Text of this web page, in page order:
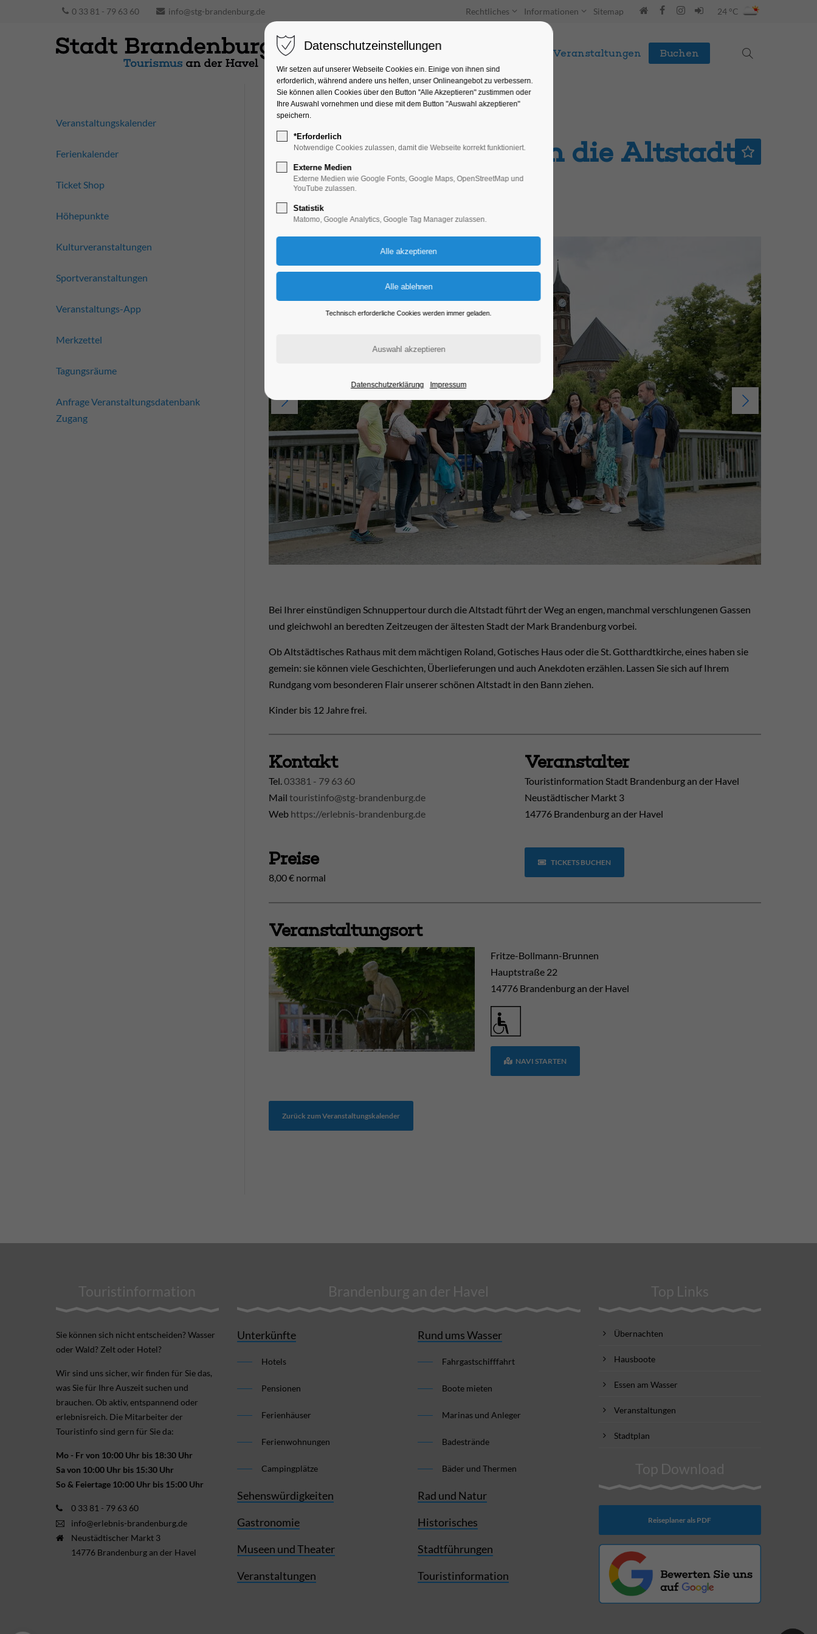
0 33 81 - 79 63 60 info@stg-brandenburg.de Rechtliches Informationen Sitemap 24 °C
Unterkünfte Entdecken & Erleben Veranstaltungen Buchen
Schnuppertour durch die Altstadt
Führung, Themenführung
05.04.2025, 10:30–11:30
Bei Ihrer einstündigen Schnuppertour durch die Altstadt führt der Weg an engen, manchmal verschlungenen Gassen
und gleichwohl an beredten Zeitzeugen der ältesten Stadt der Mark Brandenburg vorbei.
Ob Altstädtisches Rathaus mit dem mächtigen Roland, Gotisches Haus oder die St. Gotthardtkirche, eines haben sie
gemein: sie können viele Geschichten, Überlieferungen und auch Anekdoten erzählen. Lassen Sie sich auf Ihrem
Rundgang vom besonderen Flair unserer schönen Altstadt in den Bann ziehen.
Kinder bis 12 Jahre frei.
Kontakt
Tel. 03381 - 79 63 60
Mail touristinfo@stg-brandenburg.de
Web https://erlebnis-brandenburg.de
Veranstalter
Touristinformation Stadt Brandenburg an der Havel
Neustädtischer Markt 3
14776 Brandenburg an der Havel
Preise
8,00 € normal
TICKETS BUCHEN
Veranstaltungsort
Fritze-Bollmann-Brunnen
Hauptstraße 22
14776 Brandenburg an der Havel
NAVI STARTEN
Zurück zum Veranstaltungskalender
Veranstaltungskalender
Ferienkalender
Ticket Shop
Höhepunkte
Kulturveranstaltungen
Sportveranstaltungen
Veranstaltungs-App
Merkzettel
Tagungsräume
Anfrage Veranstaltungsdatenbank
Zugang
Touristinformation
Sie können sich nicht ent­scheiden? Wasser
oder Wald? Zelt oder Hotel?
Wir sind uns sicher, wir finden für Sie das,
was Sie für Ihre Aus­zeit suchen und
brauchen. Ob aktiv, ent­spannend oder
erlebnis­reich. Die Mitarbeiter der
Touristinfo sind gern für Sie da:
Mo - Fr von 10:00 Uhr bis 18:30 Uhr
Sa von 10:00 Uhr bis 15:30 Uhr
So & Feiertage 10:00 Uhr bis 15:00 Uhr
0 33 81 - 79 63 60
info@erlebnis-brandenburg.de
Neustädtischer Markt 3
14776 Brandenburg an der Havel
Brandenburg an der Havel
Unterkünfte
Hotels
Pensionen
Ferienhäuser
Ferienwohnungen
Campingplätze
Sehenswürdigkeiten
Gastronomie
Museen und Theater
Veranstaltungen
Rund ums Wasser
Fahrgastschifffahrt
Boote mieten
Marinas und Anleger
Badestrände
Bäder und Thermen
Rad und Natur
Historisches
Stadtführungen
Touristinformation
Top Links
Übernachten
Hausboote
Essen am Wasser
Veranstaltungen
Stadtplan
Top Download
Reiseplaner als PDF
Datenschutzeinstellungen
Wir setzen auf unserer Webseite Cookies ein. Einige von ihnen sind
erforderlich, während andere uns helfen, unser Onlineangebot zu verbessern.
Sie können allen Cookies über den Button "Alle Akzeptieren" zustimmen oder
Ihre Auswahl vornehmen und diese mit dem Button "Auswahl akzeptieren"
speichern.
*Erforderlich
Notwendige Cookies zulassen, damit die Webseite korrekt funktioniert.
Externe Medien
Externe Medien wie Google Fonts, Google Maps, OpenStreetMap und
YouTube zulassen.
Statistik
Matomo, Google Analytics, Google Tag Manager zulassen.
Technisch erforderliche Cookies werden immer geladen.
Datenschutzerklärung Impressum